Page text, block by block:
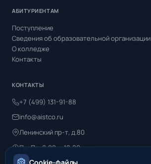
АБИТУРИЕНТАМ
Поступление
Сведения об образовательной организации
О колледже
Контакты
КОНТАКТЫ
+7 (499) 131-91-88
info@aistco.ru
Ленинский пр-т, д.80
Пн-Пт: 9:00 — 18:00
Cookie-файлы